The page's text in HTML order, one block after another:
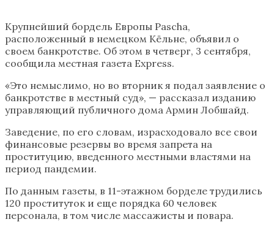
Крупнейший бордель Европы Pascha,
расположенный в немецком Кёльне, объявил о
своем банкротстве. Об этом в четверг, 3 сентября,
сообщила местная газета Express.
«Это немыслимо, но во вторник я подал заявление о
банкротстве в местный суд», — рассказал изданию
управляющий публичного дома Армин Лобшайд.
Заведение, по его словам, израсходовало все свои
финансовые резервы во время запрета на
проституцию, введенного местными властями на
период пандемии.
По данным газеты, в 11-этажном борделе трудились
120 проституток и еще порядка 60 человек
персонала, в том числе массажисты и повара.